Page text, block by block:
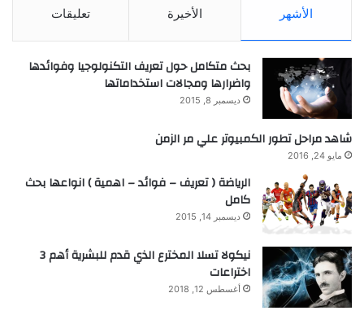
الأشهر الأخيرة تعليقات
بحث متكامل حول تعريف التكنولوجيا وفوائدها
واضرارها ومجالات استخداماتها
ديسمبر 8, 2015
شاهد مراحل تطور الكمبيوتر علي مر الزمن
مايو 24, 2016
الرياضة ( تعريف – فوائد – اهمية ) انواعها بحث
كامل
ديسمبر 14, 2015
نيكولا تسلا المخترع الذي قدم للبشرية أهم 3
اختراعات
أغسطس 12, 2018